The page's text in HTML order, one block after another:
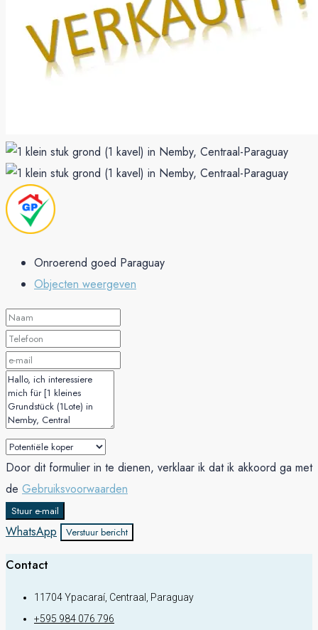
Onroerend goed Paraguay
Objecten weergeven
Door dit formulier in te dienen, verklaar ik dat ik akkoord ga met
de Gebruiksvoorwaarden
Stuur e-mail
WhatsApp Verstuur bericht
Contact
11704 Ypacaraí, Centraal, Paraguay
+595 984 076 796